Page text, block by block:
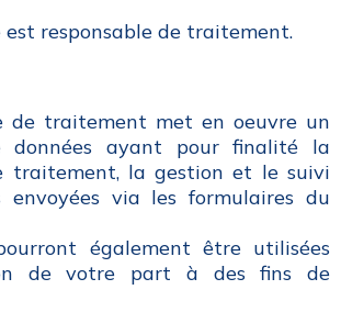
responsable de traitement.
de traitement met en oeuvre un
données ayant pour finalité la
traitement, la gestion et le suivi
envoyées via les formulaires du
également être utilisées
de votre part à des fins de